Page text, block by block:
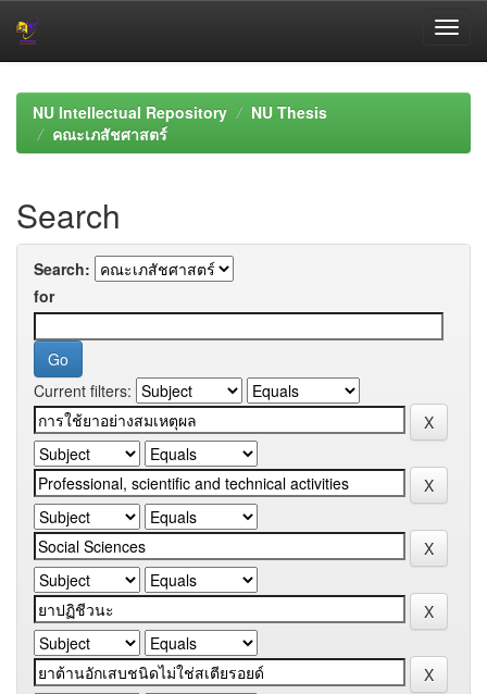
navigationNU Intellectual Repository
NU Thesis
คณะเภสัชศาสตร์
Search
Search:
for
Current filters: